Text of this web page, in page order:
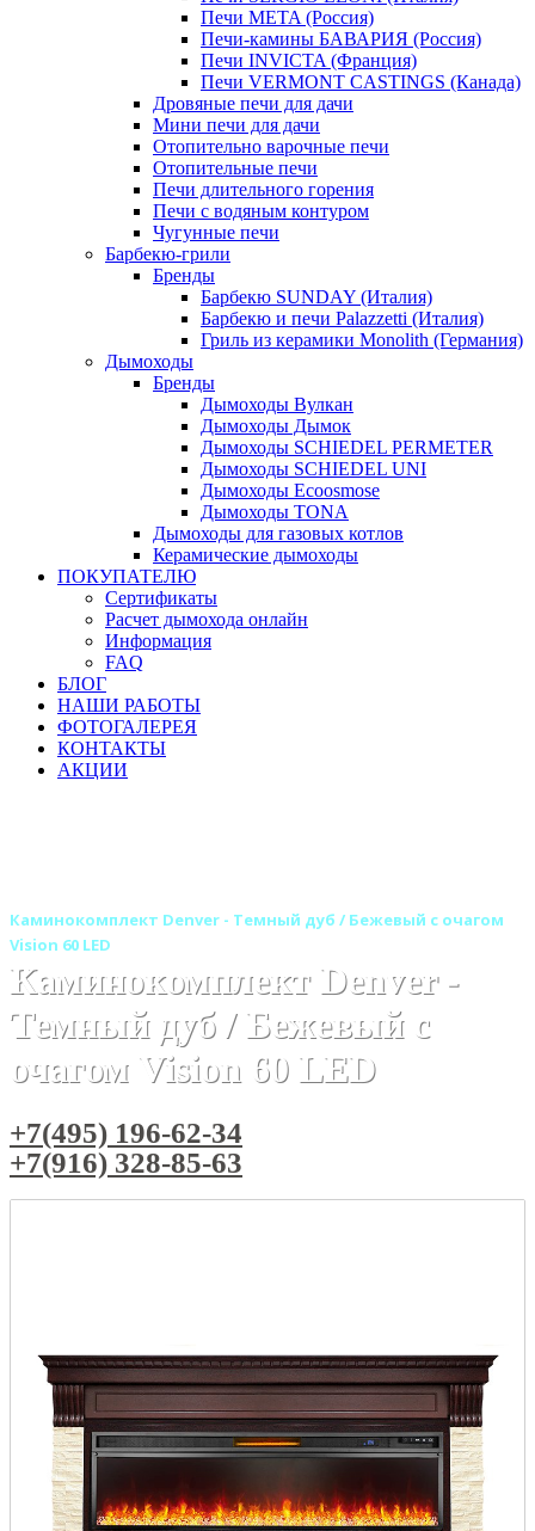
Печи META (Россия)
Печи-камины БАВАРИЯ (Россия)
Печи INVICTA (Франция)
Печи VERMONT CASTINGS (Канада)
Дровяные печи для дачи
Мини печи для дачи
Отопительно варочные печи
Отопительные печи
Печи длительного горения
Печи с водяным контуром
Чугунные печи
Барбекю-грили
Бренды
Барбекю SUNDAY (Италия)
Барбекю и печи Palazzetti (Италия)
Гриль из керамики Monolith (Германия)
Дымоходы
Бренды
Дымоходы Вулкан
Дымоходы Дымок
Дымоходы SCHIEDEL PERMETER
Дымоходы SCHIEDEL UNI
Дымоходы Ecoosmose
Дымоходы TONA
Дымоходы для газовых котлов
Керамические дымоходы
ПОКУПАТЕЛЮ
Сертификаты
Расчет дымохода онлайн
Информация
FAQ
БЛОГ
НАШИ РАБОТЫ
ФОТОГАЛЕРЕЯ
КОНТАКТЫ
АКЦИИ
Каминокомплект Denver - Темный дуб / Бежевый с очагом
Vision 60 LED
Каминокомплект Denver -
Темный дуб / Бежевый с
очагом Vision 60 LED
+7(495) 196-62-34
+7(916) 328-85-63